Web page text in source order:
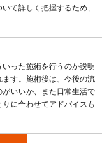
て詳しく把握するため、
った施術を行うのか説明
す。施術後は、今後の流
いいか、また日常生活で
に合わせてアドバイスも